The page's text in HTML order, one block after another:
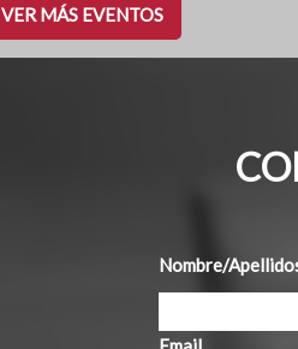
VER MÁS EVENTOS
Nombre/